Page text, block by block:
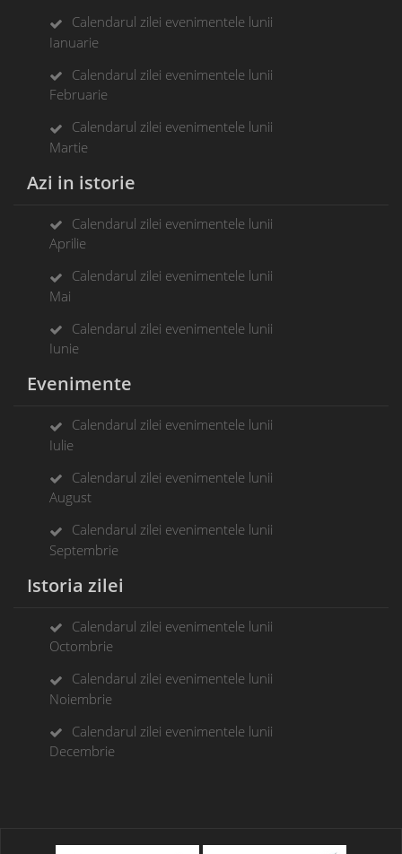
Calendarul zilei evenimentele lunii
Ianuarie
Calendarul zilei evenimentele lunii
Februarie
Calendarul zilei evenimentele lunii
Martie
Azi in istorie
Calendarul zilei evenimentele lunii
Aprilie
Calendarul zilei evenimentele lunii
Mai
Calendarul zilei evenimentele lunii
Iunie
Evenimente
Calendarul zilei evenimentele lunii
Iulie
Calendarul zilei evenimentele lunii
August
Calendarul zilei evenimentele lunii
Septembrie
Istoria zilei
Calendarul zilei evenimentele lunii
Octombrie
Calendarul zilei evenimentele lunii
Noiembrie
Calendarul zilei evenimentele lunii
Decembrie